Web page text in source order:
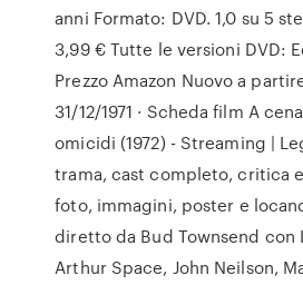
anni Formato: DVD. 1,0 su 5
3,99 € Tutte le versioni DVD:
Prezzo Amazon Nuovo a
31/12/1971 · Scheda film A
omicidi (1972) - Streaming |
trama, cast completo, critica
foto, immagini, poster e
diretto da Bud Townsend con
Arthur Space, John Neilson,